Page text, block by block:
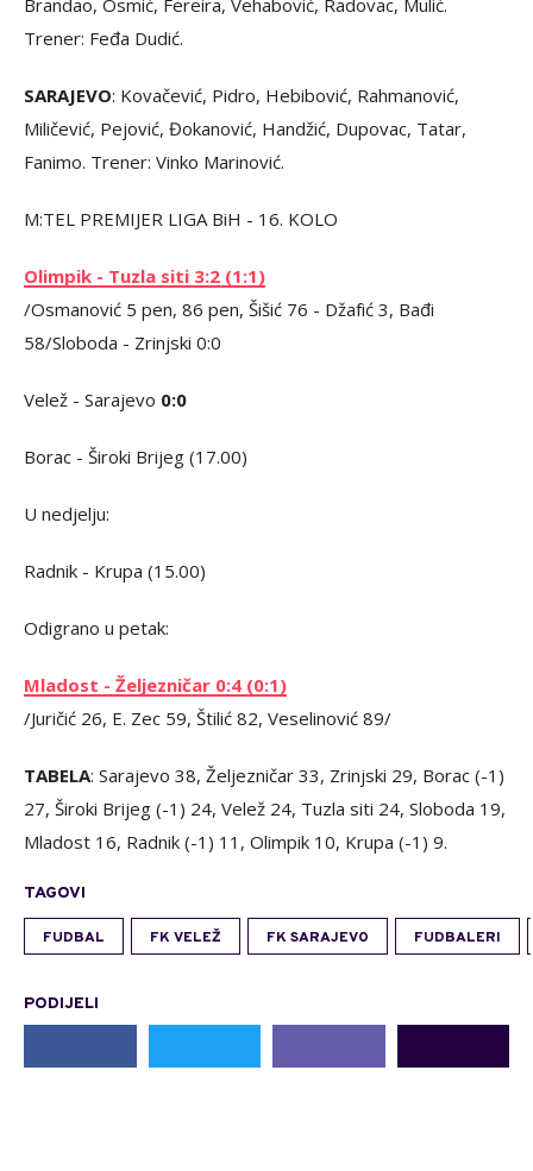
Brandao, Osmić, Fereira, Vehabović, Radovac, Mulić.
Trener: Feđa Dudić.
SARAJEVO: Kovačević, Pidro, Hebibović, Rahmanović,
Miličević, Pejović, Đokanović, Handžić, Dupovac, Tatar,
Fanimo. Trener: Vinko Marinović.
M:TEL PREMIJER LIGA BiH - 16. KOLO
Olimpik - Tuzla siti 3:2 (1:1)
/Osmanović 5 pen, 86 pen, Šišić 76 - Džafić 3, Bađi
58/Sloboda - Zrinjski 0:0
Velež - Sarajevo 0:0
Borac - Široki Brijeg (17.00)
U nedjelju:
Radnik - Krupa (15.00)
Odigrano u petak:
Mladost - Željezničar 0:4 (0:1)
/Juričić 26, E. Zec 59, Štilić 82, Veselinović 89/
TABELA: Sarajevo 38, Željezničar 33, Zrinjski 29, Borac (-1)
27, Široki Brijeg (-1) 24, Velež 24, Tuzla siti 24, Sloboda 19,
Mladost 16, Radnik (-1) 11, Olimpik 10, Krupa (-1) 9.
TAGOVI
FUDBAL FK VELEŽ FK SARAJEVO FUDBALERI
PODIJELI